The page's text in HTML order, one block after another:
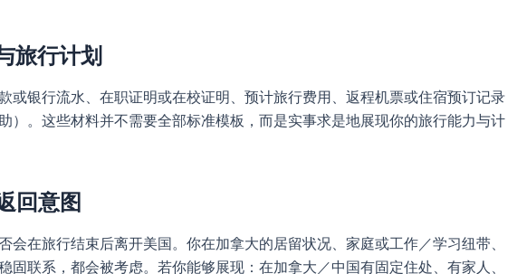
旅行计划
或银行流水、在职证明或在校证明、预计旅行费用、返程机票或住宿预订记录
）。这些材料并不需要全部标准模板，而是实事求是地展现你的旅行能力与计
回意图
会在旅行结束后离开美国。你在加拿大的居留状况、家庭或工作／学习纽带、
固联系，都会被考虑。若你能够展现：在加拿大／中国有固定住处、有家人、